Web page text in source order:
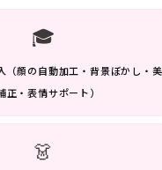
🎓
（顔の自動加工・背景ぼかし・美
正・表情サポート）
👗